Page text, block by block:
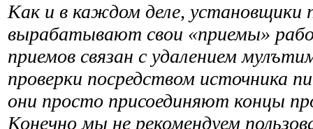
Как и в каждом деле, установщики
вырабатывают свои «прие­мы»
приемов связан с удалением
проверки посредством источника
они просто присоединяют концы
Конечно мы не рекоменду­ем